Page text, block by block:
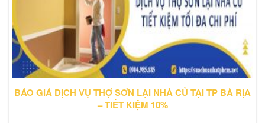
BÁO GIÁ DỊCH VỤ THỢ SƠN LẠI NHÀ CỦ TẠI TP BÀ RỊA
– TIẾT KIỆM 10%